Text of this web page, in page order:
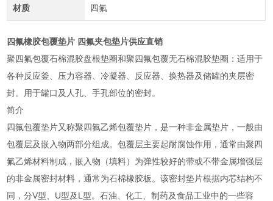
材质 四氟
四氟橡胶包覆垫片 四氟夹包垫片供应直销
聚四氟包覆石棉混胶盘根垫圈和聚四氟包覆无石棉混胶垫圈：适用于
各种反应釜、压力容器、冷凝器、反应器、换热器及储罐的夹层密
封。用于罐口及人孔、手孔部位的密封。
简介
四氟包覆垫片又称聚四氟乙烯包覆垫片，是一种非金属垫片，一般由
包覆层及嵌入物两部分组成。包覆层主要起耐腐蚀作用，通常由聚四
氟乙烯材料制成，嵌入物（填料）为弹性较好的带或不带金属增强层
的非金属密封材料，通常为石棉橡胶板。该密封垫片根据内芯结构不
同，分V型、U型及L型。石油、化工、制药及食品工业中的一些容